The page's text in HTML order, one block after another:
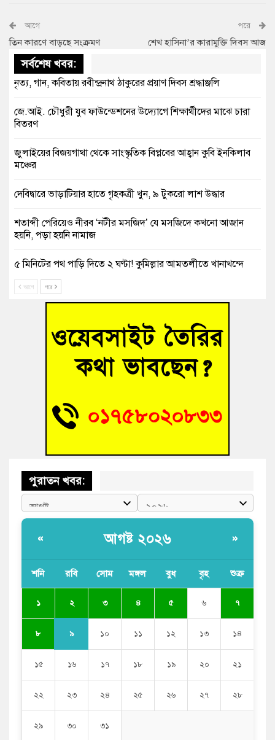
আগে
তিন কারণে বাড়ছে সংক্রমণ
পরে
শেখ হাসিনা’র কারামুক্তি দিবস আজ
সর্বশেষ খবর:
নৃত্য, গান, কবিতায় রবীন্দ্রনাথ ঠাকুরের প্রয়াণ দিবস শ্রদ্ধাঞ্জলি
জে.আই. চৌধুরী যুব ফাউন্ডেশনের উদ্যোগে শিক্ষার্থীদের মাঝে চারা
বিতরণ
জুলাইয়ের বিজয়গাথা থেকে সাংস্কৃতিক বিপ্লবের আহ্বান কুবি ইনকিলাব
মঞ্চের
দেবিদ্বারে ভাড়াটিয়ার হাতে গৃহকত্রী খুন, ৯ টুকরো লাশ উদ্ধার
শতাব্দী পেরিয়েও নীরব ‘নটীর মসজিদ’ যে মসজিদে কখনো আজান
হয়নি, পড়া হয়নি নামাজ
৫ মিনিটের পথ পাড়ি দিতে ২ ঘণ্টা! কুমিল্লার আমতলীতে খানাখন্দে
সাবেক তিন সভাপতির স্মরণ সভা করলো কুমিল্লা প্রেসক্লাব
গ্রিসে দুই শতাধিক অভিবাসী উদ্ধার, বেশিরভাগই বাংলাদেশি
বুড়িচংয়ে নিখোঁজের ৩ দিন পর ফিশারির পুকুরে রিকশাচালকের মরদেহ
“স্পেশাল ট্রাইব্যুনালে জুলাই গণহত্যার বিচার করেন, জনগণ আপনাদের
ছাড়বে না-সাক্কু
আগে পরে
পুরাতন খবর:
« আগষ্ট ২০২৬ »
শনি রবি সোম মঙ্গল বুধ বৃহ শুক্র
১ ২ ৩ ৪ ৫ ৬ ৭
৮ ৯ ১০ ১১ ১২ ১৩ ১৪
১৫ ১৬ ১৭ ১৮ ১৯ ২০ ২১
২২ ২৩ ২৪ ২৫ ২৬ ২৭ ২৮
২৯ ৩০ ৩১